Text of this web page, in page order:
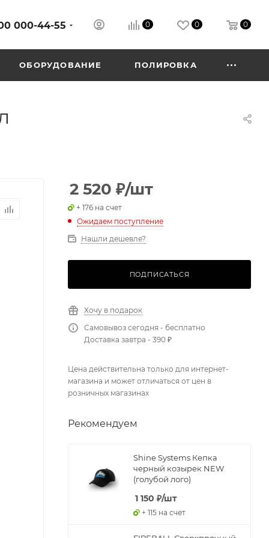
000-44-55 0 0 0
ОБОРУДОВАНИЕ ПОЛИРОВКА
2 520 ₽/шт
+ 176 на счет
Ожидаем поступление
Нашли дешевле?
ПОДПИСАТЬСЯ
Хочу в подарок
Самовывоз сегодня - бесплатно
Доставка завтра - 390 ₽
Цена действительна только для интернет-
магазина и может отличаться от цен в
розничных магазинах
Рекомендуем
Shine Systems Кепка
черный козырек NEW
(голубой лого)
1 150 ₽/шт
+ 115 на счет